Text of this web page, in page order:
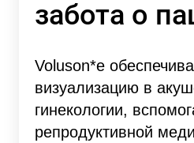
забота о
Voluson*e
визуализацию в
гинекологии,
репродуктивной